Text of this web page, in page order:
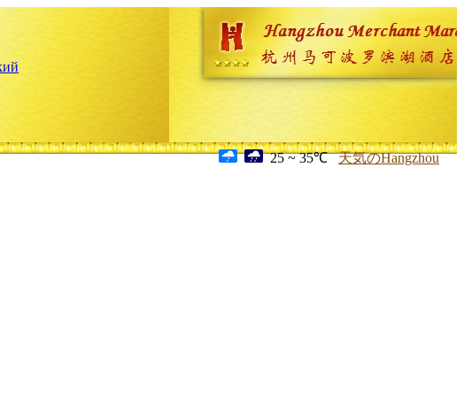
25 ~ 35℃ 天気のHangzhou